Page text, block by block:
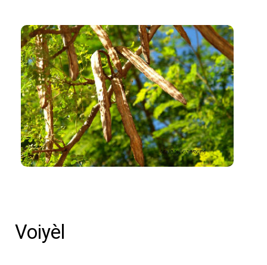
Voiyèl